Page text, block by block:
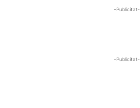
-Publicitat-
-Publicitat-